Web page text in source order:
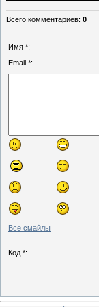
Всего комментариев: 0
Имя *:
Email *:
Все смайлы
Код *: